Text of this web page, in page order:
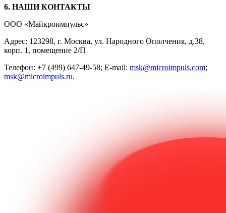
6. НАШИ КОНТАКТЫ
ООО «Майкроимпульс»
Адрес: 123298, г. Москва, ул. Народного Ополчения, д.38,
корп. 1, помещение 2/П
Телефон: +7 (499) 647-49-58; E-mail: msk@microimpuls.com;
msk@microimpuls.ru.